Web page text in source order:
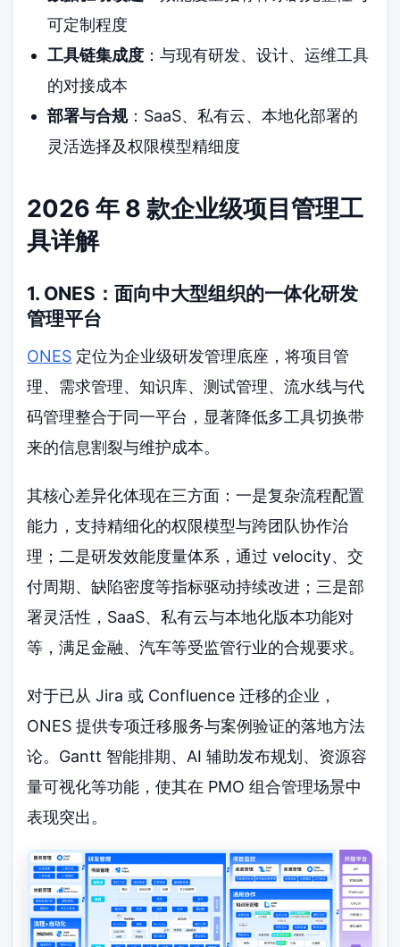
可定制程度
工具链集成度：与现有研发、设计、运维工具
的对接成本
部署与合规：SaaS、私有云、本地化部署的
灵活选择及权限模型精细度
2026 年 8 款企业级项目管理工
具详解
1. ONES：面向中大型组织的一体化研发
管理平台
ONES 定位为企业级研发管理底座，将项目管
理、需求管理、知识库、测试管理、流水线与代
码管理整合于同一平台，显著降低多工具切换带
来的信息割裂与维护成本。
其核心差异化体现在三方面：一是复杂流程配置
能力，支持精细化的权限模型与跨团队协作治
理；二是研发效能度量体系，通过 velocity、交
付周期、缺陷密度等指标驱动持续改进；三是部
署灵活性，SaaS、私有云与本地化版本功能对
等，满足金融、汽车等受监管行业的合规要求。
对于已从 Jira 或 Confluence 迁移的企业，
ONES 提供专项迁移服务与案例验证的落地方法
论。Gantt 智能排期、AI 辅助发布规划、资源容
量可视化等功能，使其在 PMO 组合管理场景中
表现突出。